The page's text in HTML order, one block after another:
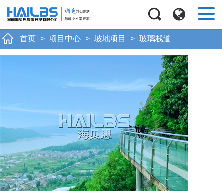
首页 > 项目中心 > 坡地项目 > 玻璃栈道